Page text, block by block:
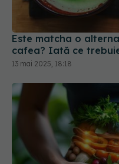
Este matcha o
cafea? Iată ce
13 mai 2025, 18:18